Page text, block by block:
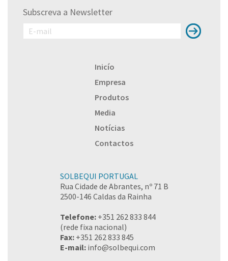
Subscreva a Newsletter
Inicío
Empresa
Produtos
Media
Notícias
Contactos
SOLBEQUI PORTUGAL
Rua Cidade de Abrantes, nº 71 B
2500-146 Caldas da Rainha
Telefone:+351 262 833 844
(rede fixa nacional)
Fax:+351 262 833 845
E-mail:info@solbequi.com